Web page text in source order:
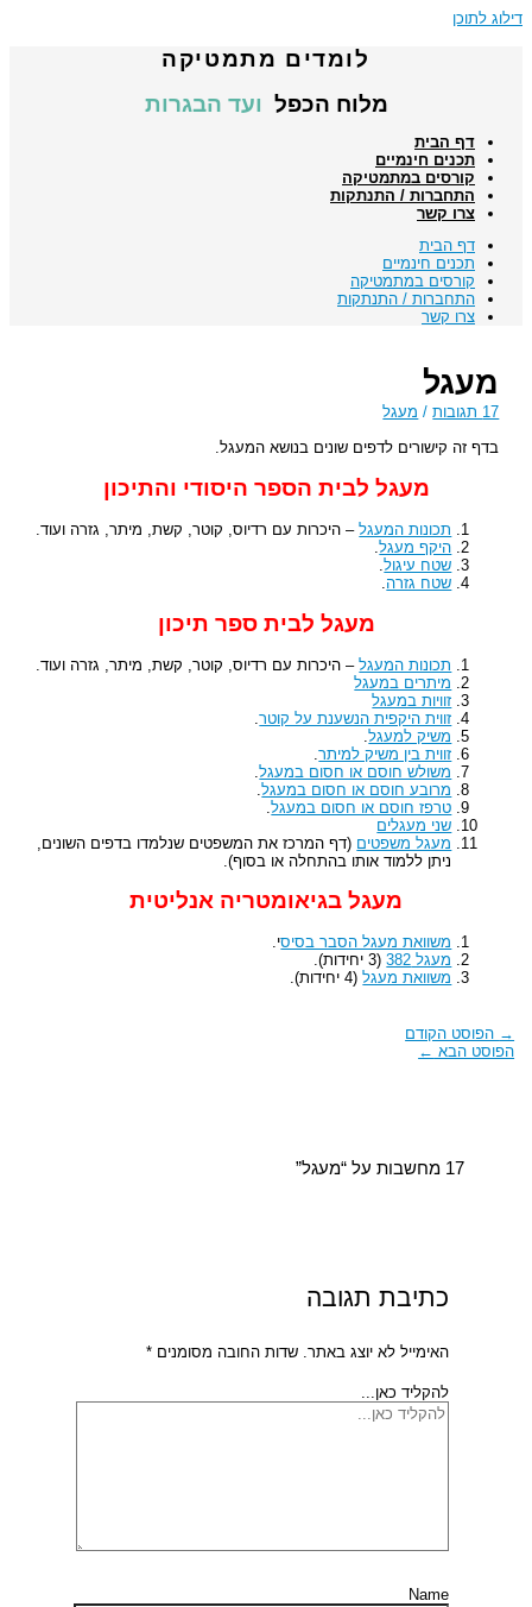
דילוג לתוכן
לומדים מתמטיקה
מלוח הכפל ועד הבגרות
דף הבית
תכנים חינמיים
קורסים במתמטיקה
התחברות / התנתקות
צרו קשר
דף הבית
תכנים חינמיים
קורסים במתמטיקה
התחברות / התנתקות
צרו קשר
מעגל
17 תגובות / מעגל
בדף זה קישורים לדפים שונים בנושא המעגל.
מעגל לבית הספר היסודי והתיכון
תכונות המעגל– היכרות עם רדיוס, קוטר, קשת, מיתר, גזרה ועוד.
היקף מעגל.
שטח עיגול.
שטח גזרה
מעגל לבית ספר תיכון
תכונות המעגל– היכרות עם רדיוס, קוטר, קשת, מיתר, גזרה ועוד.
מיתרים במעגל
זוויות במעגל
זווית היקפית הנשענת על קוטר.
משיק למעגל.
זווית בין משיק למיתר.
משולש חוסם או חסום במעגל.
מרובע חוסם או חסום במעגל.
טרפז חוסם או חסום במעגל.
שני מעגלים
מעגל משפטים (דף המרכז את המשפטים שנלמדו בדפים השונים,
ניתן ללמוד אותו בהתחלה או בסוף).
מעגל בגיאומטריה אנליטית
משוואת מעגל הסבר בסיסי.
מעגל 382
(3 יחידות).
משוואת מעגל(4 יחידות).
→ הפוסט הקודם
הפוסט הבא ←
17 מחשבות על “מעגל”
כתיבת תגובה
האימייל לא יוצג באתר. שדות החובה מסומנים *
להקליד כאן...
Name